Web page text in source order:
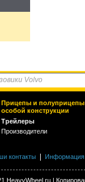
Прицепы и полуприцепы
особой конструкции
Трейлеры
Производители
контакты Информация
HeavyWheel.ru |